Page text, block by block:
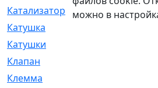
Катализатор
[1]
Катушка
Катушки
Клапан
Клемма
можно в